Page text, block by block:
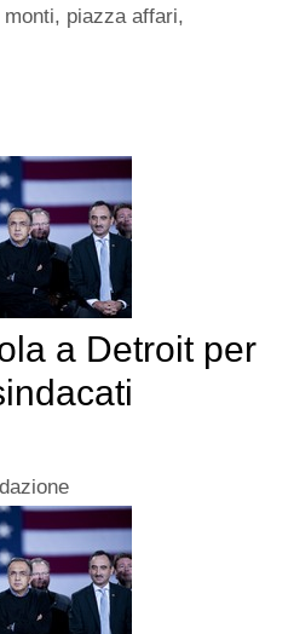
, piazza affari,
a Detroit per